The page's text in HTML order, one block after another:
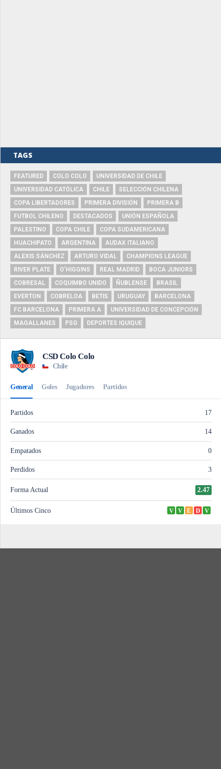
TAGS
FEATURED COLO COLO
UNIVERSIDAD DE CHILE
UNIVERSIDAD CATÓLICA
CHILE
SELECCIÓN CHILENA
COPA LIBERTADORES
PRIMERA DIVISIÓN
PRIMERA B
FUTBOL CHILENO
DESTACADOS
UNIÓN ESPAÑOLA
PALESTINO
COPA CHILE
COPA SUDAMERICANA
HUACHIPATO
ARGENTINA
AUDAX ITALIANO
ALEXIS SÁNCHEZ
ARTURO VIDAL
CHAMPIONS LEAGUE
RIVER PLATE
O'HIGGINS REAL MADRID
BOCA JUNIORS
COBRESAL
COQUIMBO UNIDO ÑUBLENSE
BRASIL
EVERTON
COBRELOA BETIS URUGUAY
BARCELONA
FC BARCELONA
PRIMERA A
UNIVERSIDAD DE CONCEPCIÓN
MAGALLANES
PSG DEPORTES IQUIQUE